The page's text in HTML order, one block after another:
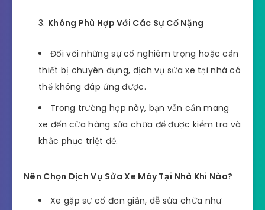
Không Phù Hợp Với Các Sự Cố Nặng
Đối với những sự cố nghiêm trọng hoặc cần
thiết bị chuyên dụng, dịch vụ sửa xe tại nhà có
thể không đáp ứng được.
Trong trường hợp này, bạn vẫn cần mang
xe đến cửa hàng sửa chữa để được kiểm tra và
khắc phục triệt để.
Nên Chọn Dịch Vụ Sửa Xe Máy Tại Nhà Khi Nào?
Xe gặp sự cố đơn giản, dễ sửa chữa như